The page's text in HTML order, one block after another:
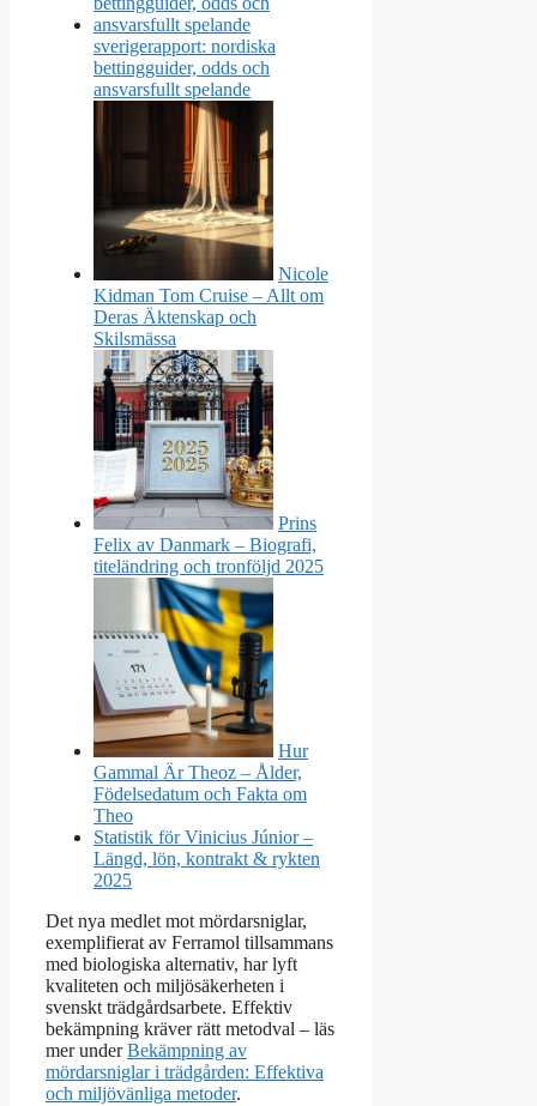
sverigerapport: nordiska
bettingguider, odds och
ansvarsfullt spelande
Nicole
Kidman Tom Cruise – Allt om
Deras Äktenskap och
Skilsmässa
Prins
Felix av Danmark – Biografi,
titeländring och tronföljd 2025
Hur
Gammal Är Theoz – Ålder,
Födelsedatum och Fakta om
Theo
Statistik för Vinicius Júnior –
Längd, lön, kontrakt & rykten
2025
Det nya medlet mot mördarsniglar,
exemplifierat av Ferramol tillsammans
med biologiska alternativ, har lyft
kvaliteten och miljösäkerheten i
svenskt trädgårdsarbete. Effektiv
bekämpning kräver rätt metodval – läs
mer underBekämpning av
mördarsniglar i trädgården: Effektiva
och miljövänliga metoder.